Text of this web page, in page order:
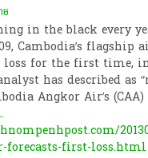
ម
in the black every
Cambodia’s flagship
loss for the first time,
has described as
Angkor Air’s
forecasts-first-loss.html